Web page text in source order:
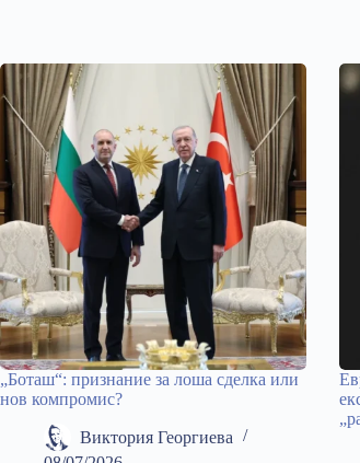
„Боташ“: признание за лоша сделка или
нов компромис?
Виктория Георгиева